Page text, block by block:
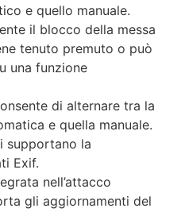
e quello manuale.
il blocco della messa
tenuto premuto o può
una funzione
di alternare tra la
e quella manuale.
supportano la
Exif.
nell’attacco
gli aggiornamenti del